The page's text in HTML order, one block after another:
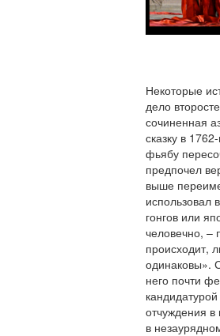
Photo
Некоторые
дело
сочиненная
сказку в
фьябу
предпочел
выше
использовал
гонгов или
человечно, –
происходит,
одинаковы».
него почти
отчуждения в
в